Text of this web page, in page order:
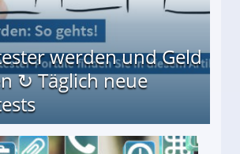
werden und Geld
↻ Täglich neue